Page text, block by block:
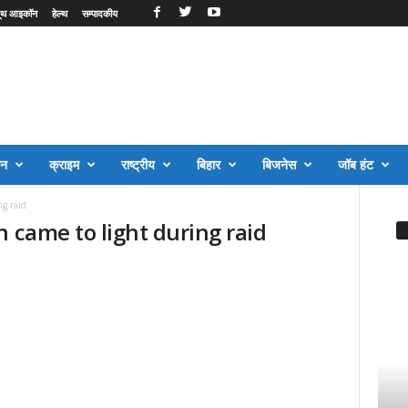
आइकॉन हेल्थ सम्पादकीय
क्राइम राष्ट्रीय बिहार बिजनेस जॉब हंट
raid
came to light during raid